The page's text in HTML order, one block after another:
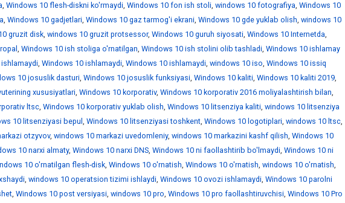
, Windows 10 flesh-diskni ko'rmaydi, Windows 10 fon ish stoli, windows 10 fotografiya, Windows 10
, Windows 10 gadjetlari, Windows 10 gaz tarmog'i ekrani, Windows 10 gde yuklab olish, windows 10
gruzit disk, windows 10 gruzit protsessor, Windows 10 guruh siyosati, Windows 10 Internetda,
, Windows 10 ish stoliga o'rnatilgan, Windows 10 ish stolini olib tashladi, Windows 10 ishlamay
, Windows 10 ishlamaydi, Windows 10 ishlamaydi, windows 10 iso, Windows 10 issiq
10 josuslik dasturi, Windows 10 josuslik funksiyasi, Windows 10 kaliti, Windows 10 kaliti 2019,
xususiyatlari, Windows 10 korporativ, Windows 10 korporativ 2016 moliyalashtirish bilan,
ltsc, Windows 10 korporativ yuklab olish, Windows 10 litsenziya kaliti, windows 10 litsenziya
10 litsenziyasi bepul , Windows 10 litsenziyasi toshkent, Windows 10 logotiplari, windows 10 ltsc,
otzyvov, windows 10 markazi uvedomleniy, windows 10 markazini kashf qilish, Windows 10
10 narxi almaty, Windows 10 narxi DNS, Windows 10 ni faollashtirib bo'lmaydi, Windows 10 ni
10 o'rnatilgan flesh-disk, Windows 10 o'rnatish, Windows 10 o'rnatish, windows 10 o'rnatish,
, windows 10 operatsion tizimi ishlaydi, Windows 10 ovozi ishlamaydi, Windows 10 parolni
, Windows 10 post versiyasi, windows 10 pro, Windows 10 pro faollashtiruvchisi, Windows 10 Pro